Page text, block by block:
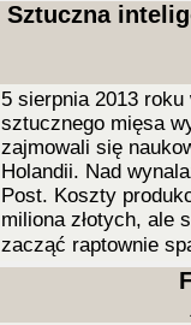
Sztuczna
5 sierpnia 2013
sztucznego mięsa
zajmowali się
Holandii. Nad
Post. Koszty
miliona złotych, ale
zacząć raptownie